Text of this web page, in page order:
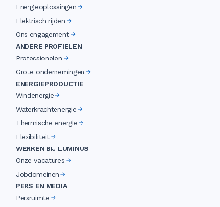
Energieoplossingen
Elektrisch rijden
Ons engagement
ANDERE PROFIELEN
Professionelen
Grote ondernemingen
ENERGIEPRODUCTIE
Windenergie
Waterkrachtenergie
Thermische energie
Flexibiliteit
WERKEN BIJ LUMINUS
Onze vacatures
Jobdomeinen
PERS EN MEDIA
Persruimte